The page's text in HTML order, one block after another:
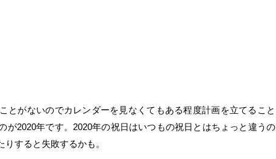
とがないのでカレンダーを見なくてもある程度計画を立てること
が2020年です。2020年の祝日はいつもの祝日とはちょっと違うの
すると失敗するかも。